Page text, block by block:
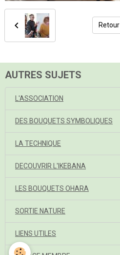
Retour
AUTRES SUJETS
L'ASSOCIATION
DES BOUQUETS SYMBOLIQUES
LA TECHNIQUE
DECOUVRIR L'IKEBANA
LES BOUQUETS OHARA
SORTIE NATURE
LIENS UTILES